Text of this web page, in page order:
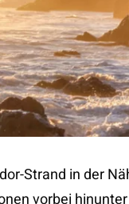
Strand in der